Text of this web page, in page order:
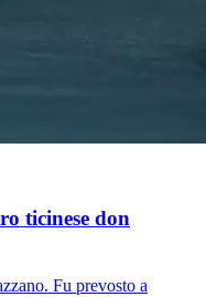
ticinese don
Fu prevosto a